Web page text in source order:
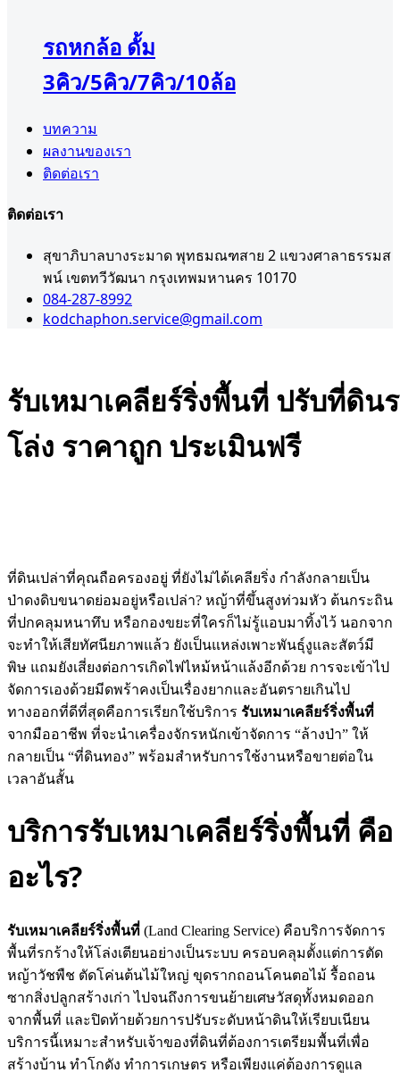
รถหกล้อ ดั้ม
3คิว/5คิว/7คิว/10ล้อ
บทความ
ผลงานของเรา
ติดต่อเรา
ติดต่อเรา
สุขาภิบาลบางระมาด พุทธมณฑสาย 2 แขวงศาลาธรรมส
พน์ เขตทวีวัฒนา กรุงเทพมหานคร 10170
084-287-8992
kodchaphon.service@gmail.com
รับเหมาเคลียร์ริ่งพื้นที่ ปรับที่ดิน
โล่ง ราคาถูก ประเมินฟรี
ที่ดินเปล่าที่คุณถือครองอยู่ ที่ยังไม่ได้เคลียริ่ง กำลังกลายเป็น
ป่าดงดิบขนาดย่อมอยู่หรือเปล่า? หญ้าที่ขึ้นสูงท่วมหัว ต้นกระถิน
ที่ปกคลุมหนาทึบ หรือกองขยะที่ใครก็ไม่รู้แอบมาทิ้งไว้ นอกจาก
จะทำให้เสียทัศนียภาพแล้ว ยังเป็นแหล่งเพาะพันธุ์งูและสัตว์มี
พิษ แถมยังเสี่ยงต่อการเกิดไฟไหม้หน้าแล้งอีกด้วย การจะเข้าไป
จัดการเองด้วยมีดพร้าคงเป็นเรื่องยากและอันตรายเกินไป
ทางออกที่ดีที่สุดคือการเรียกใช้บริการ รับเหมาเคลียร์ริ่งพื้นที่
จากมืออาชีพ ที่จะนำเครื่องจักรหนักเข้าจัดการ “ล้างป่า” ให้
กลายเป็น “ที่ดินทอง” พร้อมสำหรับการใช้งานหรือขายต่อใน
เวลาอันสั้น
บริการรับเหมาเคลียร์ริ่งพื้นที่ คือ
อะไร?
รับเหมาเคลียร์ริ่งพื้นที่ (Land Clearing Service) คือบริการจัดการ
พื้นที่รกร้างให้โล่งเตียนอย่างเป็นระบบ ครอบคลุมตั้งแต่การตัด
หญ้าวัชพืช ตัดโค่นต้นไม้ใหญ่ ขุดรากถอนโคนตอไม้ รื้อถอน
ซากสิ่งปลูกสร้างเก่า ไปจนถึงการขนย้ายเศษวัสดุทั้งหมดออก
จากพื้นที่ และปิดท้ายด้วยการปรับระดับหน้าดินให้เรียบเนียน
บริการนี้เหมาะสำหรับเจ้าของที่ดินที่ต้องการเตรียมพื้นที่เพื่อ
สร้างบ้าน ทำโกดัง ทำการเกษตร หรือเพียงแค่ต้องการดูแล